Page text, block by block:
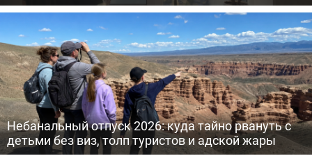
Небанальный отпуск 2026: куда тайно рвануть с
детьми без виз, толп туристов и адской жары